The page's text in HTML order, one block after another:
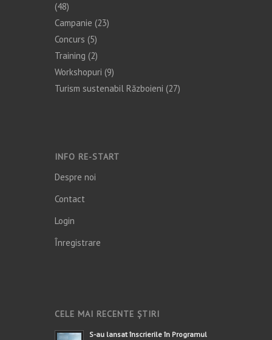
(48)
Campanie (23)
Concurs (5)
Training (2)
Workshopuri (9)
Turism sustenabil Războieni (27)
INFO RE-START
Despre noi
Contact
Login
Înregistrare
CELE MAI RECENTE ȘTIRI
S-au lansat înscrierile în Programul